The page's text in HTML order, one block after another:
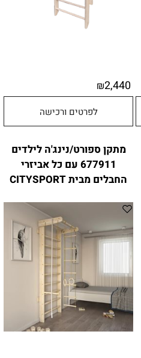
₪2,440
לפרטים ורכישה
מתקן ספורט/נינג'ה לילדים
677911 עם כל אביזרי
החבלים מבית CITYSPORT